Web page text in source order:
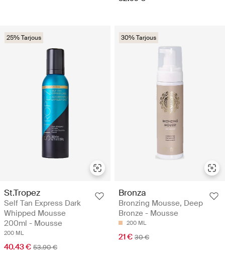
25% Tarjous
St.Tropez
Self Tan Express Dark
Whipped Mousse
200ml - Mousse
200 ML
40.43 € 53.90 €
30% Tarjous
Bronza
Bronzing Mousse, Deep
Bronze - Mousse
200 ML
21 € 30 €